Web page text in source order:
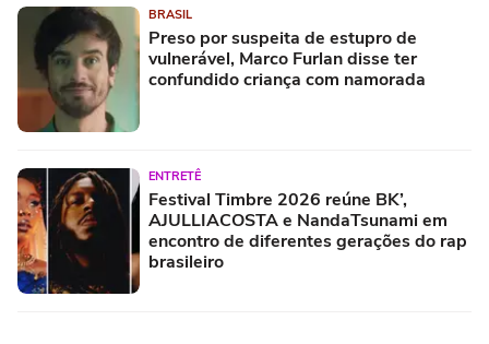
BRASIL
Preso por suspeita de estupro de
vulnerável, Marco Furlan disse ter
confundido criança com namorada
ENTRETÊ
Festival Timbre 2026 reúne BK’,
AJULLIACOSTA e NandaTsunami em
encontro de diferentes gerações do rap
brasileiro